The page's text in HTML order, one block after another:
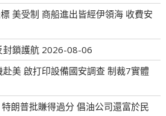
美受制 商船進出皆經伊領海 收費安
封鎖護航 2026-08-06
美 啟打印設備國安調查 制裁7實體
朗普批賺得過分 倡油公司還富於民